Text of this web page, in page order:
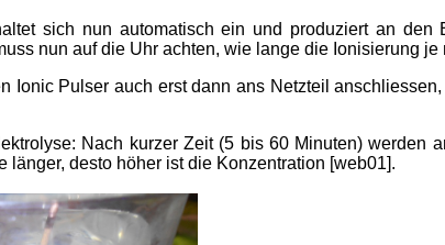
sich nun automatisch ein und produziert an
nun auf die Uhr achten, wie lange die Ionisierung
Ionic Pulser auch erst dann ans Netzteil
Nach kurzer Zeit (5 bis 60 Minuten) werden
länger, desto höher ist die Konzentration [web01].